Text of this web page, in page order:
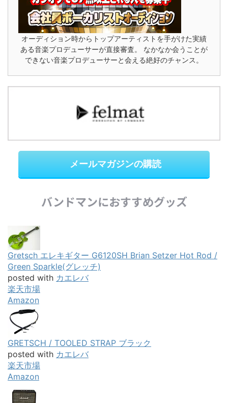
オーディション時からトップアーティストを手がけた実績
ある音楽プロデューサーが直接審査。 なかなか会うことが
できない音楽プロデューサーと会える絶好のチャンス。
メールマガジンの購読
バンドマンにおすすめグッズ
Gretsch エレキギター G6120SH Brian Setzer Hot Rod /
Green Sparkle(グレッチ)
posted with カエレバ
楽天市場
Amazon
GRETSCH / TOOLED STRAP ブラック
posted with カエレバ
楽天市場
Amazon